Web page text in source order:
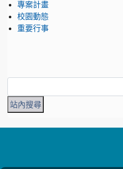
專案計畫
校園動態
重要行事